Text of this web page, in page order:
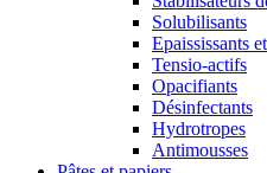
Solubilisants
Epaississants
Tensio-actifs
Opacifiants
Désinfectants
Hydrotropes
Antimousses